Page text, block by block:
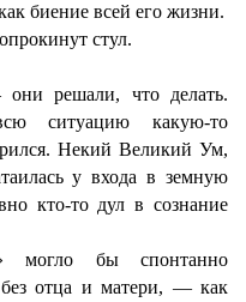
биение всей его жизни.
стул.
решали, что делать.
ситуацию какую-то
Некий Великий Ум,
у входа в земную
кто-то дул в сознание
могло бы спонтанно
отца и матери, — как